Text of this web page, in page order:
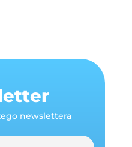
newslettera